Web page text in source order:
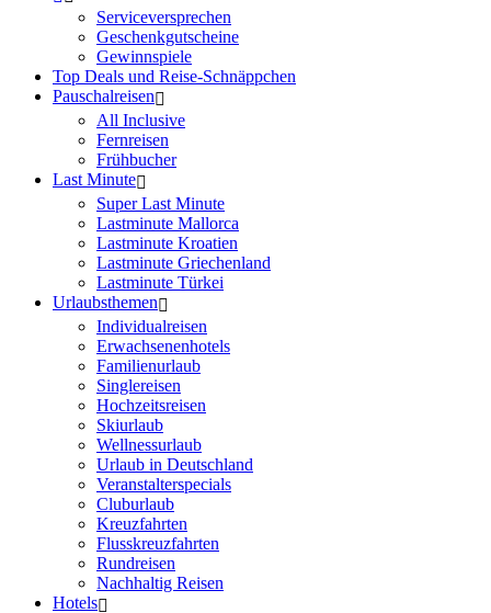
Serviceversprechen
Geschenkgutscheine
Gewinnspiele
Top Deals und Reise-Schnäppchen
Pauschalreisen
All Inclusive
Fernreisen
Frühbucher
Last Minute
Super Last Minute
Lastminute Mallorca
Lastminute Kroatien
Lastminute Griechenland
Lastminute Türkei
Urlaubsthemen
Individualreisen
Erwachsenenhotels
Familienurlaub
Singlereisen
Hochzeitsreisen
Skiurlaub
Wellnessurlaub
Urlaub in Deutschland
Veranstalterspecials
Cluburlaub
Kreuzfahrten
Flusskreuzfahrten
Rundreisen
Nachhaltig Reisen
Hotels